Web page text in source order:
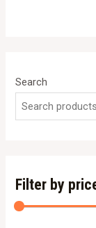
Search
Filter by